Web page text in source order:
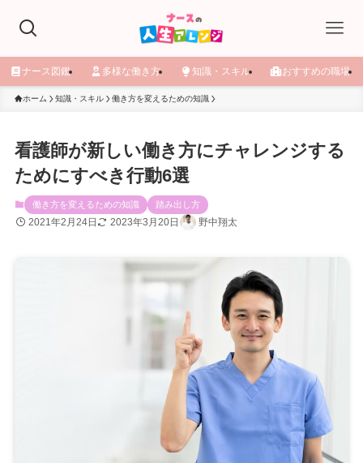
ナース図鑑 多様な働き方 知識・スキル おすすめの職場
ホーム 知識・スキル 働き方を変えるための知識
看護師が新しい働き方にチャレンジする
ためにすべき行動6選
働き方を変えるための知識 踏み出し方
2021年2月24日 2023年3月20日 野中翔太